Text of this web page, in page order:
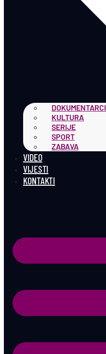
DOKUMENTARCI
KULTURA
SERIJE
SPORT
ZABAVA
VIDEO
VIJESTI
KONTAKTI